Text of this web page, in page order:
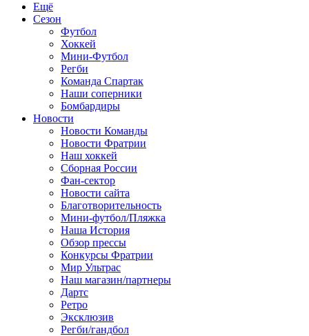
Ещё
Сезон
Футбол
Хоккей
Мини-Футбол
Регби
Команда Спартак
Наши соперники
Бомбардиры
Новости
Новости Команды
Новости Фратрии
Наш хоккей
Сборная России
Фан-cектор
Новости сайта
Благотворительность
Мини-футбол/Пляжка
Наша История
Обзор прессы
Конкурсы Фратрии
Мир Ультрас
Наш магазин/партнеры
Дартс
Ретро
Эксклюзив
Регби/гандбол